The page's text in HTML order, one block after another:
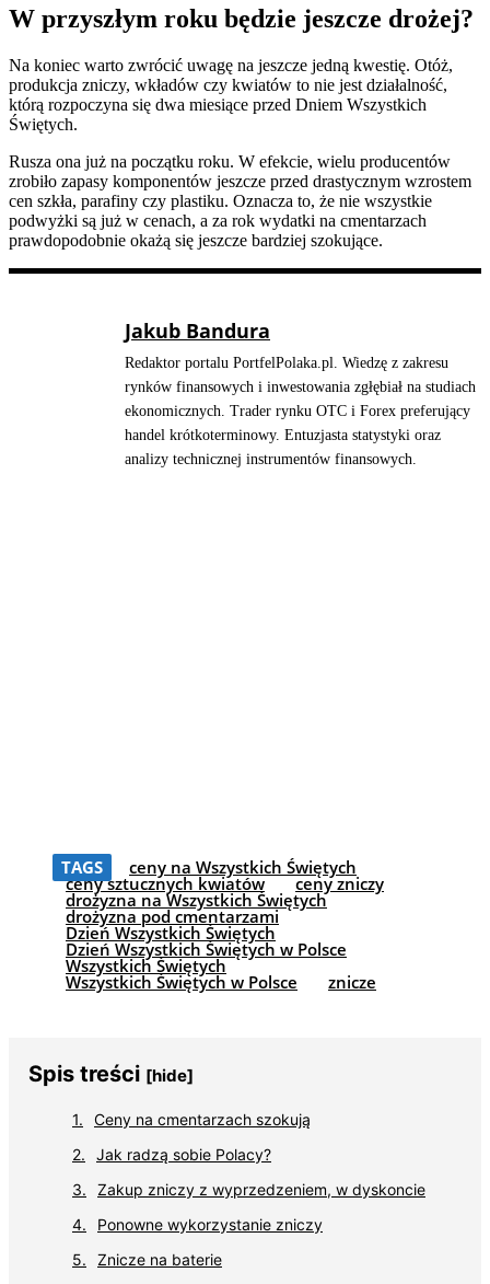
W przyszłym roku będzie jeszcze drożej?
Na koniec warto zwrócić uwagę na jeszcze jedną kwestię. Otóż,
produkcja zniczy, wkładów czy kwiatów to nie jest działalność,
którą rozpoczyna się dwa miesiące przed Dniem Wszystkich
Świętych.
Rusza ona już na początku roku. W efekcie, wielu producentów
zrobiło zapasy komponentów jeszcze przed drastycznym wzrostem
cen szkła, parafiny czy plastiku. Oznacza to, że nie wszystkie
podwyżki są już w cenach, a za rok wydatki na cmentarzach
prawdopodobnie okażą się jeszcze bardziej szokujące.
Jakub Bandura
Redaktor portalu PortfelPolaka.pl. Wiedzę z zakresu
rynków finansowych i inwestowania zgłębiał na studiach
ekonomicznych. Trader rynku OTC i Forex preferujący
handel krótkoterminowy. Entuzjasta statystyki oraz
analizy technicznej instrumentów finansowych.
TAGS ceny na Wszystkich Świętych
ceny sztucznych kwiatów ceny zniczy
drożyzna na Wszystkich Świętych
drożyzna pod cmentarzami
Dzień Wszystkich Świętych
Dzień Wszystkich Świętych w Polsce
Wszystkich Świętych
Wszystkich Świętych w Polsce znicze
Spis treści [hide]
Ceny na cmentarzach szokują
Jak radzą sobie Polacy?
Zakup zniczy z wyprzedzeniem, w dyskoncie
Ponowne wykorzystanie zniczy
Znicze na baterie